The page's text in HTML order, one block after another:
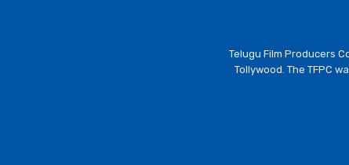
Telugu Film Producers
Tollywood. The TFPC